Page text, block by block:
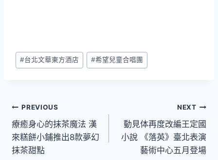
Post
Tags:
#台北文華東方酒店 #希望兒童合唱團
文
章
導
PREVIOUS
療癒身心的抹茶魔法 漢
來糕餅小鋪推出8款夢幻
抹茶甜點
NEXT
動見体再度改編王定國
小說 《落英》臺北表演
藝術中心五月登場